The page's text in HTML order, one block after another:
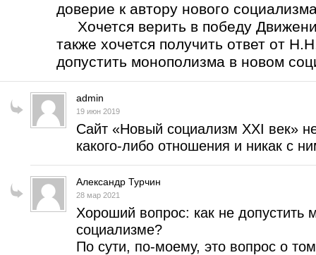
доверие к автору нового
Хочется верить в победу
также хочется получить ответ от
допустить монополизма в новом
admin
19 июн 2019
Сайт «Новый социализм XXI век»
какого-либо отношения и никак с
Александр Турчин
28 мар 2021
Хороший вопрос: как не допустить
социализме?
По сути, по-моему, это вопрос о